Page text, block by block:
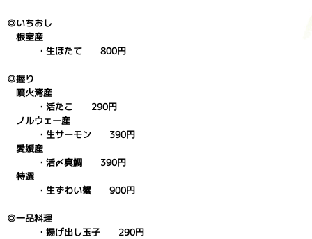
◎いちおし
根室産
・生ほたて 800円
◎握り
噴火湾産
・活たこ 290円
ノルウェー産
・生サーモン 390円
愛媛産
・活〆真鯛 390円
特選
・生ずわい蟹 900円
◎一品料理
・揚げ出し玉子 290円